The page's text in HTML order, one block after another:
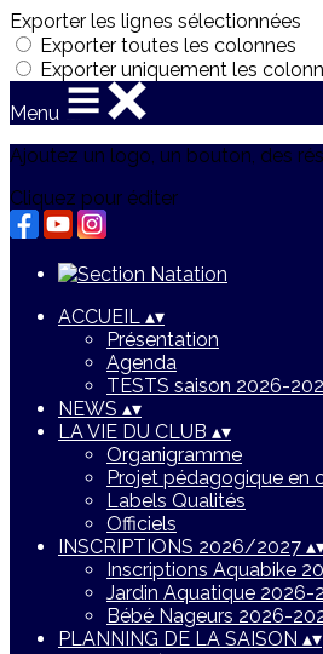
Exporter les lignes sélectionnées
Exporter toutes les colonnes
Exporter uniquement les
Menu
Ajoutez un logo, un bouton, des
Cliquez pour éditer
ACCUEIL ▴▾
Présentation
Agenda
TESTS saison 2026-
NEWS ▴▾
LA VIE DU CLUB ▴▾
Organigramme
Projet pédagogique en
Labels Qualités
Officiels
INSCRIPTIONS 2026/2027 ▴
Inscriptions Aquabike
Jardin Aquatique 2026-
Bébé Nageurs 2026-
PLANNING DE LA SAISON ▴▾